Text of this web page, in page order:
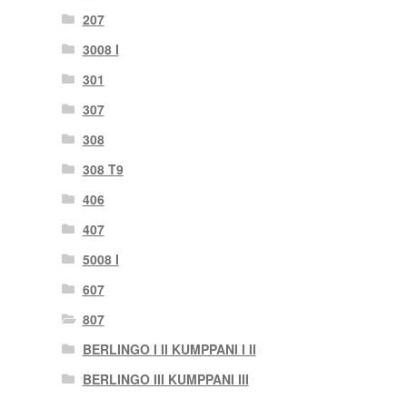
207
3008 I
301
307
308
308 T9
406
407
5008 I
607
807
BERLINGO I II KUMPPANI I II
BERLINGO III KUMPPANI III